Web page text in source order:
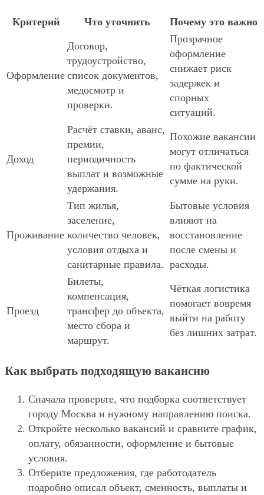
Критерий Что уточнить Почему это важно
Оформление
Договор,
трудоустройство,
список документов,
медосмотр и
проверки.
Прозрачное
оформление
снижает риск
задержек и
спорных
ситуаций.
Доход
Расчёт ставки, аванс,
премии,
периодичность
выплат и возможные
удержания.
Похожие вакансии
могут отличаться
по фактической
сумме на руки.
Проживание
Тип жилья,
заселение,
количество человек,
условия отдыха и
санитарные правила.
Бытовые условия
влияют на
восстановление
после смены и
расходы.
Проезд
Билеты,
компенсация,
трансфер до объекта,
место сбора и
маршрут.
Чёткая логистика
помогает вовремя
выйти на работу
без лишних затрат.
Как выбрать подходящую вакансию
Сначала проверьте, что подборка соответствует
городу Москва и нужному направлению поиска.
Откройте несколько вакансий и сравните график,
оплату, обязанности, оформление и бытовые
условия.
Отберите предложения, где работодатель
подробно описал объект, сменность, выплаты и